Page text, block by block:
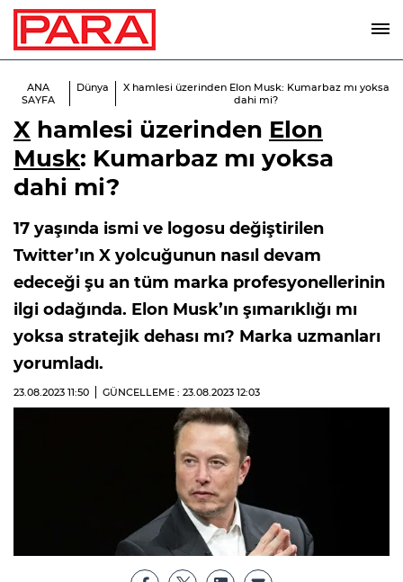
ANA
SAYFA
Dünya
X hamlesi üzerinden Elon Musk: Kumarbaz mı yoksa
dahi mi?
X hamlesi üzerinden Elon
Musk: Kumarbaz mı yoksa
dahi mi?
17 yaşında ismi ve logosu değiştirilen
Twitter’ın X yolcuğunun nasıl devam
edeceği şu an tüm marka profesyonellerinin
ilgi odağında. Elon Musk’ın şımarıklığı mı
yoksa stratejik dehası mı? Marka uzmanları
yorumladı.
23.08.2023 11:50 GÜNCELLEME : 23.08.2023 12:03